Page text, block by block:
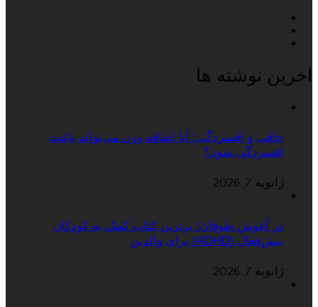
اخرین نوشته ها
چاقی و افسردگی؛ آیا اضافه وزن می‌تواند باعث
افسردگی شود؟
ژانویه 7, 2026
در آغوش طوفان؛ برترین کتاب کمک به کودکان
بیش‌فعال (ADHD) برای والدین
ژانویه 7, 2026